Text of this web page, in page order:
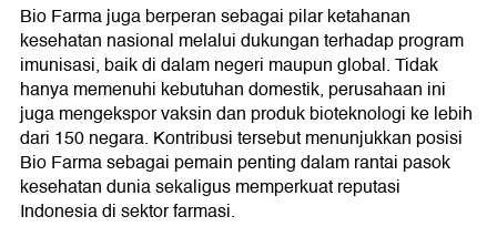
Bio Farma juga berperan sebagai pilar ketahanan
kesehatan nasional melalui dukungan terhadap program
imunisasi, baik di dalam negeri maupun global. Tidak
hanya memenuhi kebutuhan domestik, perusahaan ini
juga mengekspor vaksin dan produk bioteknologi ke lebih
dari 150 negara. Kontribusi tersebut menunjukkan posisi
Bio Farma sebagai pemain penting dalam rantai pasok
kesehatan dunia sekaligus memperkuat reputasi
Indonesia di sektor farmasi.